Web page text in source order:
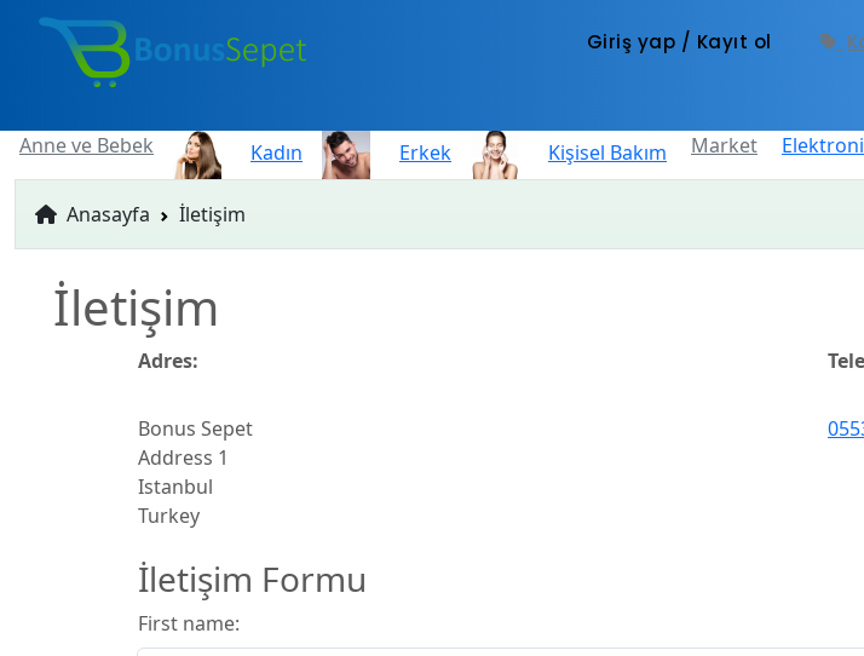
Giriş yap / Kayıt ol
Anne ve Bebek Kadın Erkek Kişisel Bakım Market
Anasayfa İletişim
İletişim
Adres:
Bonus Sepet
Address 1
Istanbul
Turkey
İletişim Formu
First name: